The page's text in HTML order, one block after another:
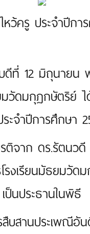
หว้ครู ประจำปีกา
ที่ 12 มิถุนายน
มวัดมกุฏกษัตริย์
ะจำปีการศึกษา
รติจาก ดร.รัตนว
รงเรียนมัธยมวัด
เป็นประธานในพิธี
สืบสานประเพณีอั